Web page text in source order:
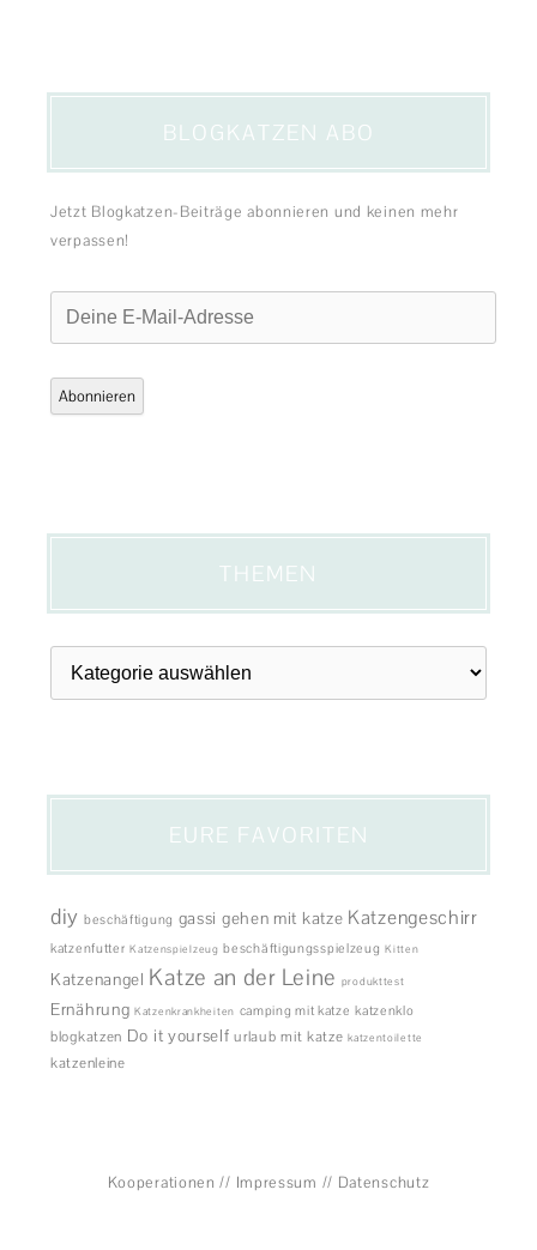
BLOGKATZEN ABO
Jetzt Blogkatzen-Beiträge abonnieren und keinen mehr
verpassen!
Deine
Adresse
Abonnieren
THEMEN
Themen
EURE FAVORITEN
diy beschäftigung gassi gehen mit katze Katzengeschirr
katzenfutter Katzenspielzeug beschäftigungsspielzeug Kitten
Katzenangel Katze an der Leine produkttest
Ernährung Katzenkrankheiten camping mit katze katzenklo
blogkatzen Do it yourself urlaub mit katze katzentoilette
katzenleine
Kooperationen // Impressum // Datenschutz